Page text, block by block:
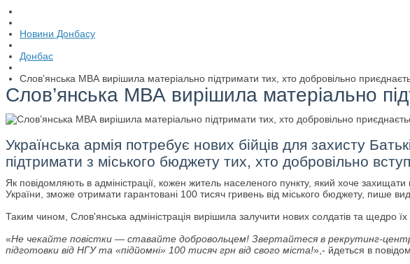
Новини Донбасу
Донбас
Слов’янська МВА вирішила матеріально підтримати тих, хто добровільно
Слов’янська МВА вирішила матеріально
Українська армія потребує нових бійців для захисту
підтримати з міського бюджету тих, хто добровільно
Як повідомляють в адміністрації, кожен житель населеного пункту, який хоче
України, зможе отримати гарантовані 100 тисяч гривень від міського бюджету, пише
Таким чином, Слов'янська адміністрація вирішила залучити нових солдатів та щедро
«Не чекайте повістки — ставайте добровольцем! Звертайтеся в рекрутинг-
підготовки від НГУ та «підйомні» 100 тисяч грн від свого міста!»,- йдеться в